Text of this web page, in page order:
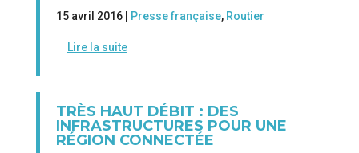
15 avril 2016 | Presse française, Routier
Lire la suite
TRÈS HAUT DÉBIT : DES
INFRASTRUCTURES POUR UNE
RÉGION CONNECTÉE